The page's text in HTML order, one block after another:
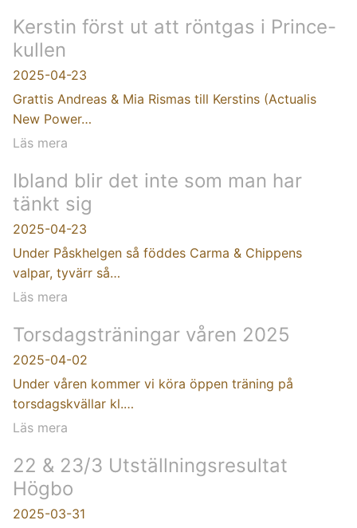
Kerstin först ut att röntgas i Prince-
kullen
2025-04-23
Grattis Andreas & Mia Rismas till Kerstins (Actualis
New Power…
Läs mera
Ibland blir det inte som man har
tänkt sig
2025-04-23
Under Påskhelgen så föddes Carma & Chippens
valpar, tyvärr så…
Läs mera
Torsdagsträningar våren 2025
2025-04-02
Under våren kommer vi köra öppen träning på
torsdagskvällar kl.…
Läs mera
22 & 23/3 Utställningsresultat
Högbo
2025-03-31